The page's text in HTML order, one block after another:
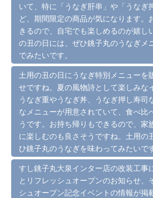
いて、特に「うなぎ肝串」や「うなぎ
ど、期間限定の商品が気になります。
きるので、自宅でも楽しめるのが嬉し
の丑の日には、ぜひ銚子丸のうなぎメ
でみたいです。
土用の丑の日にうなぎ特別メニューを
せですね。夏の風物詩として楽しみな
うなぎ重やうなぎ丼、うなぎ押し寿司
なメニューが用意されていて、食べ比
うです。お持ち帰りもできるので、家
に楽しむのも良さそうですね。土用の
ひ銚子丸のうなぎを味わってみたいで
すし銚子丸大泉インター店の改装工事
とリフレッシュオープンのお知らせ、
シュオープン記念イベントの情報が掲